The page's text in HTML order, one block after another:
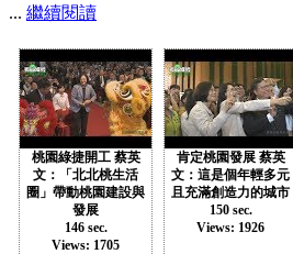
... 繼續閱讀
桃園綠捷開工 蔡英
文：「北北桃生活
圈」帶動桃園建設與
發展
146 sec.
Views: 1705
肯定桃園發展 蔡英
文：這是個年輕多元
且充滿創造力的城市
150 sec.
Views: 1926